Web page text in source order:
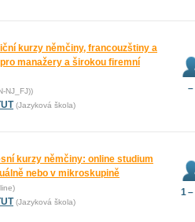
kurzy němčiny, francouzštiny a
manažery a širokou firemní
NJ_FJ))
(Jazyková škola)
–
kurzy němčiny: online studium
nebo v mikroskupině
(Jazyková škola)
1